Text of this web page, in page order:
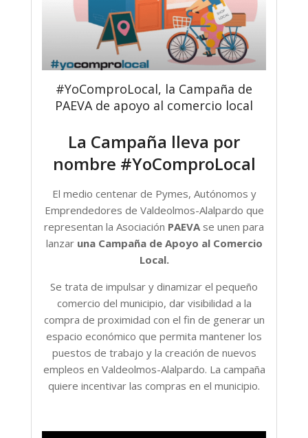
#YoComproLocal, la Campaña de
PAEVA de apoyo al comercio local
La Campaña lleva por
nombre #YoComproLocal
El medio centenar de Pymes, Autónomos y
Emprendedores de Valdeolmos-Alalpardo que
representan la Asociación PAEVA se unen para
lanzar una Campaña de Apoyo al Comercio
Local.
Se trata de impulsar y dinamizar el pequeño
comercio del municipio, dar visibilidad a la
compra de proximidad con el fin de generar un
espacio económico que permita mantener los
puestos de trabajo y la creación de nuevos
empleos en Valdeolmos-Alalpardo. La campaña
quiere incentivar las compras en el municipio.